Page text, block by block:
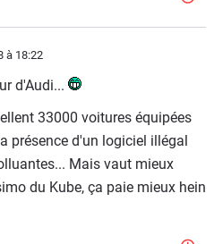
à 18:22
d'Audi...
33000 voitures équipées
présence d'un logiciel illégal
Mais vaut mieux
du Kube, ça paie mieux hein